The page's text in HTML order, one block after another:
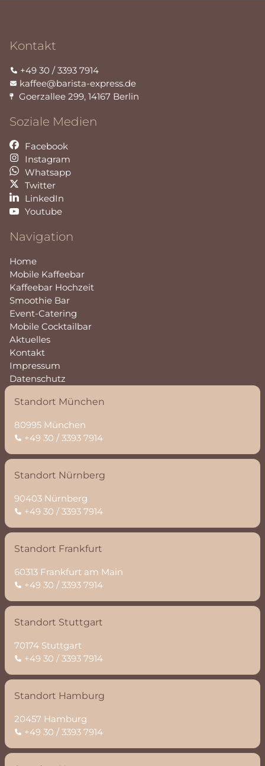
Kontakt
+49 30 / 3393 7914
kaffee@barista-express.de
Goerzallee 299, 14167 Berlin
Navigation
Home
Mobile Kaffeebar
Kaffeebar Hochzeit
Smoothie Bar
Event-Catering
Mobile Cocktailbar
Aktuelles
Kontakt
Impressum
Datenschutz
Soziale Medien
Facebook
Instagram
Whatsapp
Twitter
LinkedIn
Youtube
Standort München
80995 München
+49 30 / 3393 7914
Standort Nürnberg
90403 Nürnberg
+49 30 / 3393 7914
Standort Frankfurt
60313 Frankfurt am Main
+49 30 / 3393 7914
Standort Stuttgart
70174 Stuttgart
+49 30 / 3393 7914
Standort Hamburg
20457 Hamburg
+49 30 / 3393 7914